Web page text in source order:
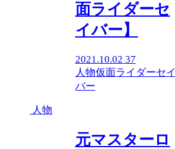
面ライダーセ
イバー】
2021.10.02 37
人物仮面ライダーセイ
バー
人物
元マスターロ